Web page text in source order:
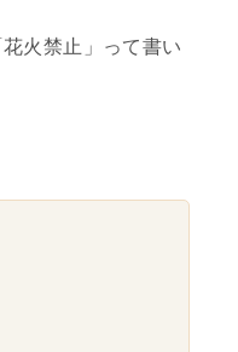
火禁止」って書い